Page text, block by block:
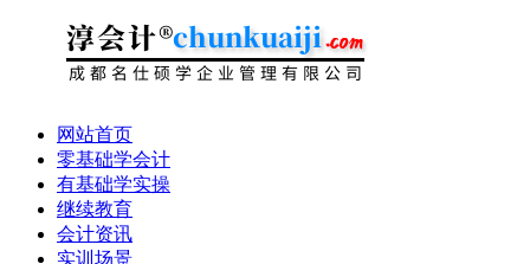
网站首页
零基础学会计
有基础学实操
继续教育
会计资讯
实训场景